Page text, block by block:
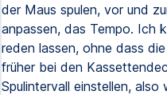
der Maus spulen, vor und
anpassen, das Tempo. Ich
reden lassen, ohne dass
früher bei den
Spulintervall einstellen, also